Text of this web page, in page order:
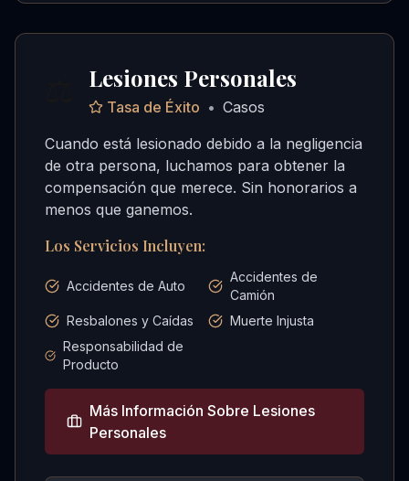
Lesiones Personales
Tasa de Éxito • Casos
Cuando está lesionado debido a la negligencia
de otra persona, luchamos para obtener la
compensación que merece. Sin honorarios a
menos que ganemos.
Los Servicios Incluyen:
Accidentes de Auto
Accidentes de
Camión
Resbalones y Caídas
Muerte Injusta
Responsabilidad de
Producto
Más Información Sobre Lesiones
Personales